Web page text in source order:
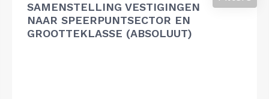
SAMENSTELLING VESTIGINGEN
NAAR SPEERPUNTSECTOR EN
GROOTTEKLASSE (ABSOLUUT)